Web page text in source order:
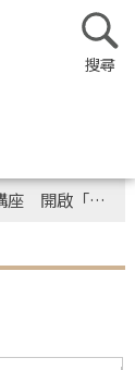
「幸福的密碼」